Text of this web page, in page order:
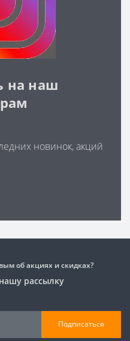
на наш
новинок, акций
об акциях и скидках?
рассылку
Подписаться